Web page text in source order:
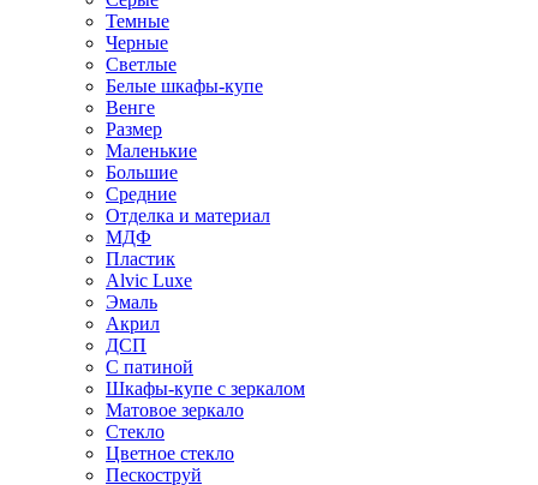
Темные
Черные
Светлые
Белые шкафы-купе
Венге
Размер
Маленькие
Большие
Средние
Отделка и материал
МДФ
Пластик
Alvic Luxe
Эмаль
Акрил
ДСП
С патиной
Шкафы-купе с зеркалом
Матовое зеркало
Стекло
Цветное стекло
Пескоструй